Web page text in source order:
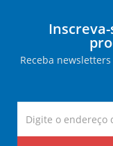
Receba